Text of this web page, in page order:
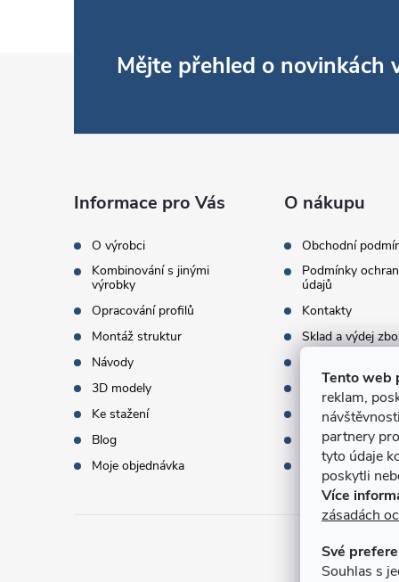
Tento web
reklam,
partnery
tyto údaje
poskytli
Více
zásadách
Své
Souhlas s
Mějte přehled o novinkách
Informace pro Vás
O výrobci
Kombinování s jinými
výrobky
Opracování profilů
Montáž struktur
Návody
3D modely
Ke stažení
Blog
Moje objednávka
O nákupu
Obchodní
Podmínky
údajů
Kontakty
Sklad a výdej
Termíny dodání
Doprava a platba
Dárky k
Slovník pojmů